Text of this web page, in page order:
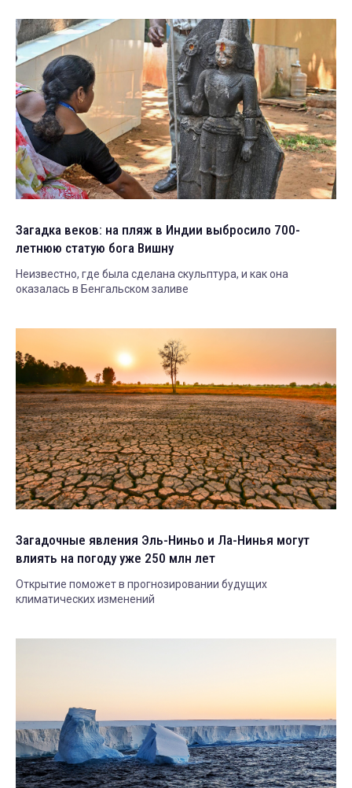
Загадка веков: на пляж в Индии выбросило 700-
летнюю статую бога Вишну
Неизвестно, где была сделана скульптура, и как она
оказалась в Бенгальском заливе
Загадочные явления Эль-Ниньо и Ла-Нинья могут
влиять на погоду уже 250 млн лет
Открытие поможет в прогнозировании будущих
климатических изменений